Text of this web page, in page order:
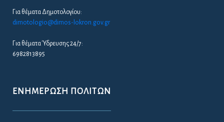
Για θέματα Δημοτολογίου:
dimotologio@dimos-lokron.gov.gr
Για θέματα Ύδρευσης 24/7:
6982813895
ΕΝΗΜΈΡΩΣΗ ΠΟΛΙΤΏΝ